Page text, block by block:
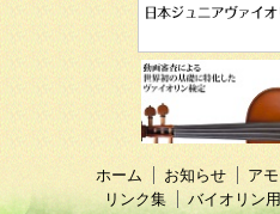
ホーム お知らせ
ア
リンク集
バイオリン